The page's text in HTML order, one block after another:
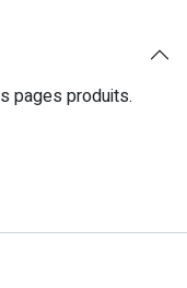
pages produits.